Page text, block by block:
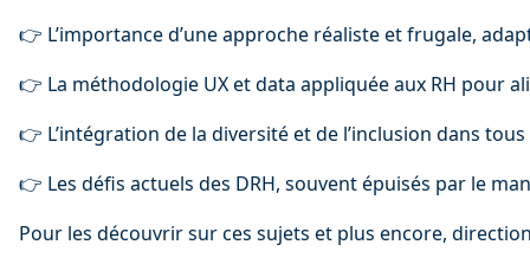
👉 L’importance d’une approche réaliste et frugale,
👉 La méthodologie UX et data appliquée aux RH pour
👉 L’intégration de la diversité et de l’inclusion dans
👉 Les défis actuels des DRH, souvent épuisés par le
Pour les découvrir sur ces sujets et plus encore,